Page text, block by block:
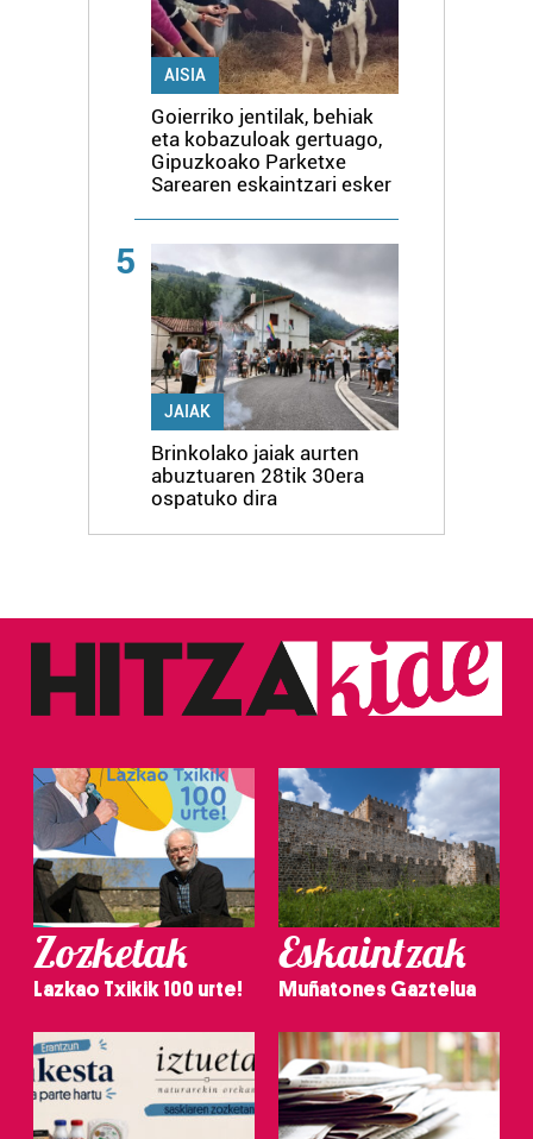
AISIA
Goierriko jentilak, behiak
eta kobazuloak gertuago,
Gipuzkoako Parketxe
Sarearen eskaintzari esker
5
JAIAK
Brinkolako jaiak aurten
abuztuaren 28tik 30era
ospatuko dira
Zozketak
Lazkao Txikik 100 urte!
Eskaintzak
Muñatones Gaztelua